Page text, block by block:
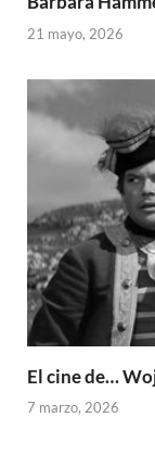
21 mayo, 2026
El cine de…
7 marzo, 2026